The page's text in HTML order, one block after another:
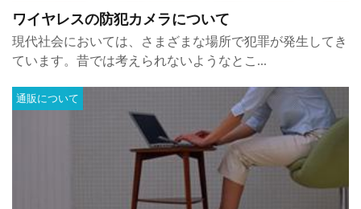
ワイヤレスの防犯カメラについて
現代社会においては、さまざまな場所で犯罪が発生してき
ています。昔では考えられないようなとこ...
通販について